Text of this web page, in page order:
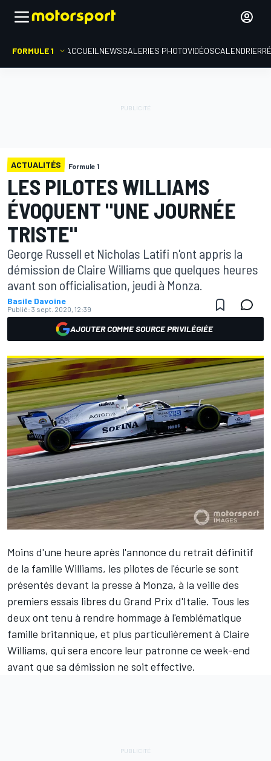
FORMULE 1 ACCUEIL NEWSGALERIES PHOTOVIDÉOSCALENDRIER
ACTUALITÉS Formule 1
LES PILOTES WILLIAMS
ÉVOQUENT "UNE JOURNÉE
TRISTE"
George Russell et Nicholas Latifi n'ont appris la
démission de Claire Williams que quelques heures
avant son officialisation, jeudi à Monza.
Basile Davoine
Publié: 3 sept. 2020, 12:39
AJOUTER COMME SOURCE PRIVILÉGIÉE
Moins d'une heure après l'annonce du retrait définitif
de la famille Williams, les pilotes de l'écurie se sont
présentés devant la presse à Monza, à la veille des
premiers essais libres du Grand Prix d'Italie. Tous les
deux ont tenu à rendre hommage à l'emblématique
famille britannique, et plus particulièrement à Claire
Williams, qui sera encore leur patronne ce week-end
avant que sa démission ne soit effective.